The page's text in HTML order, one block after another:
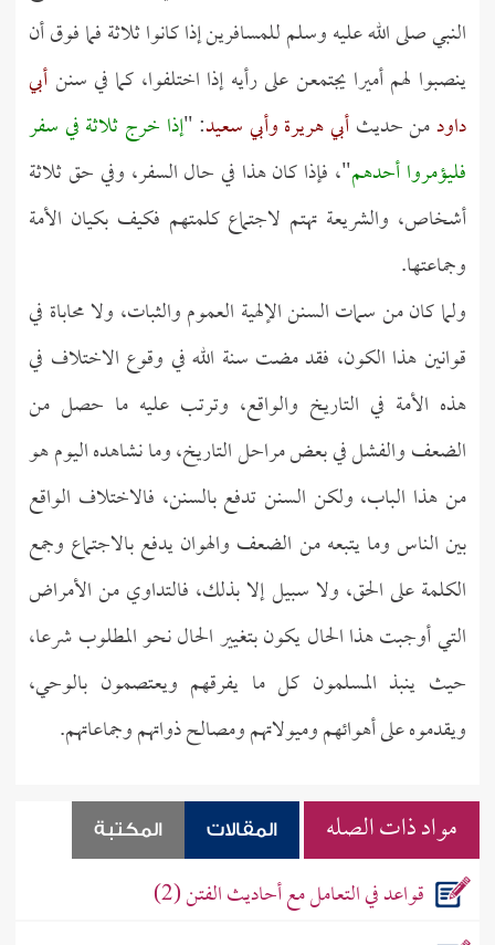
النبي صلى الله عليه وسلم للمسافرين إذا كانوا ثلاثة فما فوق أن
ينصبوا لهم أميرا يجتمعن على رأيه إذا اختلفوا، كما في سنن أبي
داودمن حديثأبي هريرة وأبي سعيد: "إذا خرج ثلاثة في سفر
فليؤمروا أحدهم"، فإذا كان هذا في حال السفر، وفي حق ثلاثة
أشخاص، والشريعة تهتم لاجتماع كلمتهم فكيف بكيان الأمة
وجماعتها.
ولما كان من سمات السنن الإلهية العموم والثبات، ولا محاباة في
قوانين هذا الكون، فقد مضت سنة الله في وقوع الاختلاف في
هذه الأمة في التاريخ والواقع، وترتب عليه ما حصل من
الضعف والفشل في بعض مراحل التاريخ، وما نشاهده اليوم هو
من هذا الباب، ولكن السنن تدفع بالسنن، فالاختلاف الواقع
بين الناس وما يتبعه من الضعف والهوان يدفع بالاجتماع وجمع
الكلمة على الحق، ولا سبيل إلا بذلك، فالتداوي من الأمراض
التي أوجبت هذا الحال يكون بتغيير الحال نحو المطلوب شرعا،
حيث ينبذ المسلمون كل ما يفرقهم ويعتصمون بالوحي،
ويقدموه على أهوائهم وميولاتهم ومصالح ذواتهم وجماعاتهم.
مواد ذات الصله المقالات المكتبة
قواعد في التعامل مع أحاديث الفتن (2)